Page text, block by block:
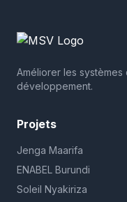
Améliorer les
développement.
Projets
Jenga Maarifa
ENABEL Burundi
Soleil Nyakiriza